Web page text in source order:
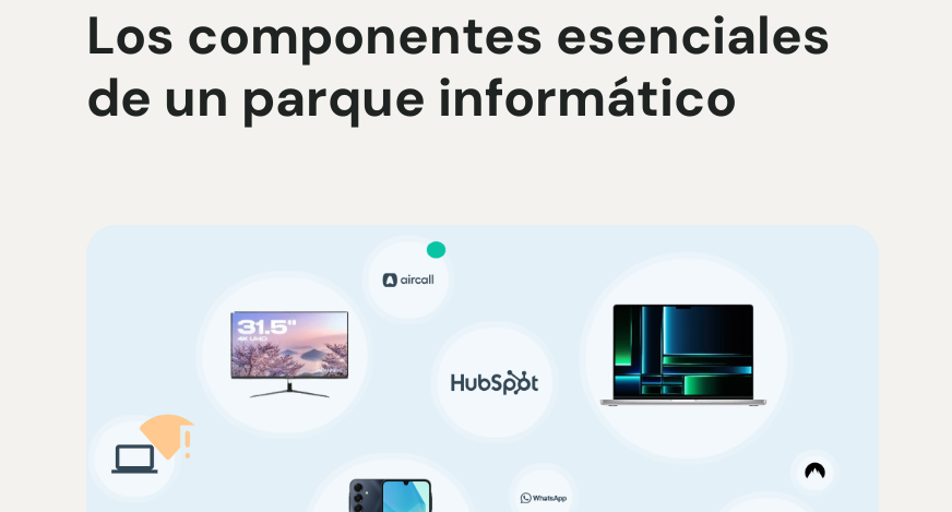
Los componentes esenciales
de un parque informático